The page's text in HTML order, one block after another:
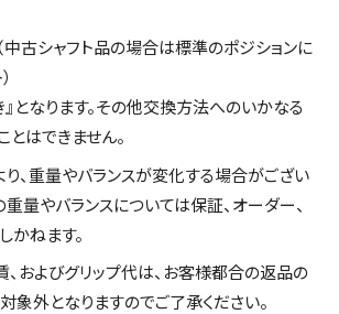
中古シャフト品の場合は標準のポジションに
となります。その他交換方法へのいかなる
はできません。
り、重量やバランスが変化する場合がござい
重量やバランスについては保証、オーダー、
かねます。
、およびグリップ代は、お客様都合の返品の
象外となりますのでご了承ください。